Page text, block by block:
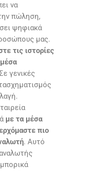
να
πώληση,
ψηφιακά
μας.
τις ιστορίες
γενικές
με τα μέσα
πιο
. Αυτό